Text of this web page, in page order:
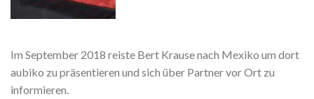
Im September 2018 reiste Bert Krause nach Mexiko um dort
aubiko zu präsentieren und sich über Partner vor Ort zu
informieren.